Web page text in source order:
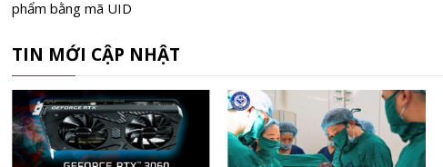
phẩm bằng mã UID
TIN MỚI CẬP NHẬT